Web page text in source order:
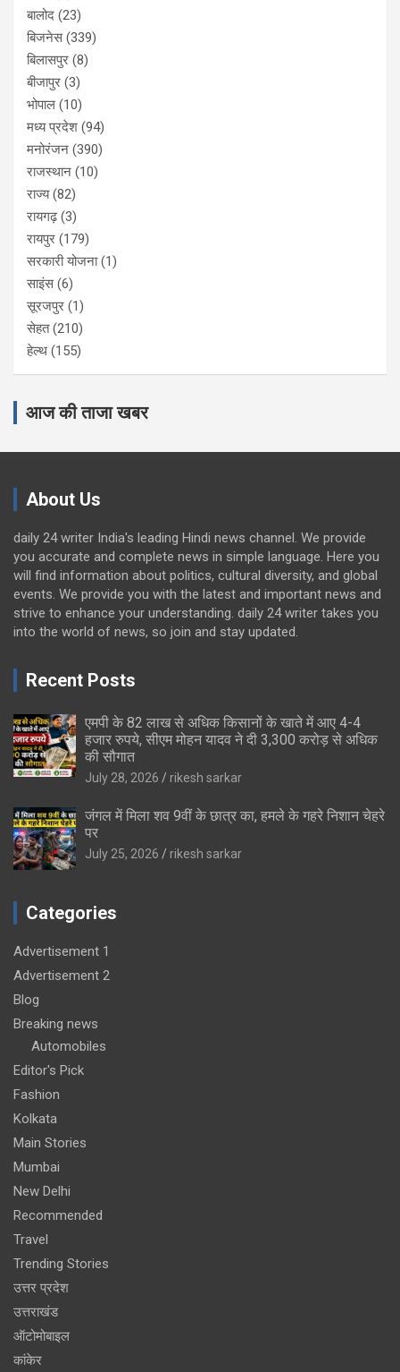
बालोद (23)
बिजनेस(339)
बिलासपुर (8)
बीजापुर (3)
भोपाल (10)
मध्य प्रदेश (94)
मनोरंजन (390)
राजस्थान (10)
राज्य(82)
रायगढ़(3)
रायपुर (179)
सरकारी योजना(1)
साइंस(6)
सूरजपुर (1)
सेहत(210)
हेल्थ (155)
आज की ताजा खबर
About Us
daily 24 writer India's leading Hindi news channel. We provide
you accurate and complete news in simple language. Here you
will find information about politics, cultural diversity, and global
events. We provide you with the latest and important news and
strive to enhance your understanding. daily 24 writer takes you
into the world of news, so join and stay updated.
Recent Posts
एमपी के 82 लाख से अधिक किसानों के खाते में आए 4-4
हजार रुपये, सीएम मोहन यादव ने दी 3,300 करोड़ से अधिक
की सौगात
July 28, 2026 rikesh sarkar
जंगल में मिला शव 9वीं के छात्र का, हमले के गहरे निशान चेहरे
पर
July 25, 2026 rikesh sarkar
Categories
Advertisement 1
Advertisement 2
Blog
Breaking news
Automobiles
Editor's Pick
Fashion
Kolkata
Main Stories
Mumbai
New Delhi
Recommended
Travel
Trending Stories
उत्तर प्रदेश
उत्तराखंड
ऑटोमोबाइल
कांकेर